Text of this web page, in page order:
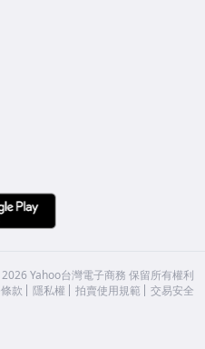
2026 Yahoo台灣電子商務 保留所有權利
款
隱私權 拍賣使用規範 交易安全